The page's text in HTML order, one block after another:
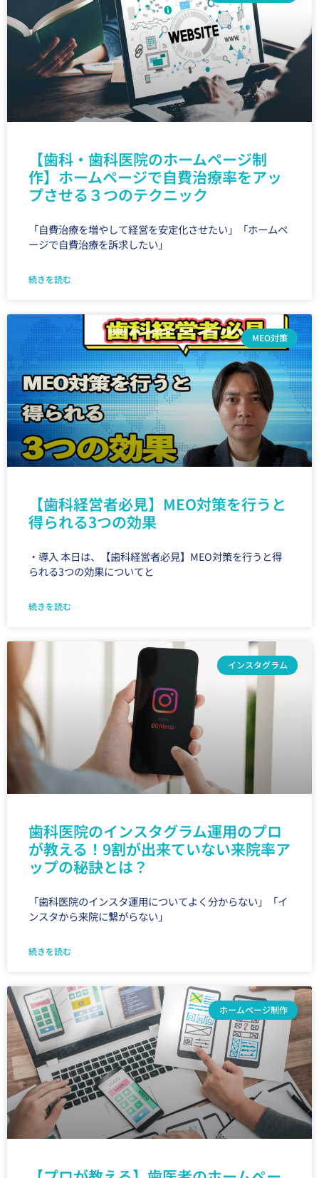
【歯科・歯科医院のホームページ制
作】ホームページで自費治療率をアッ
プさせる３つのテクニック
「自費治療を増やして経営を安定化させたい」「ホームペ
ージで自費治療を訴求したい」
続きを読む
MEO対策
【歯科経営者必見】MEO対策を行うと
得られる3つの効果
・導入 本日は、【歯科経営者必見】MEO対策を行うと得
られる3つの効果についてと
続きを読む
インスタグラム
歯科医院のインスタグラム運用のプロ
が教える！9割が出来ていない来院率ア
ップの秘訣とは？
「歯科医院のインスタ運用についてよく分からない」「イ
ンスタから来院に繋がらない」
続きを読む
ホームページ制作